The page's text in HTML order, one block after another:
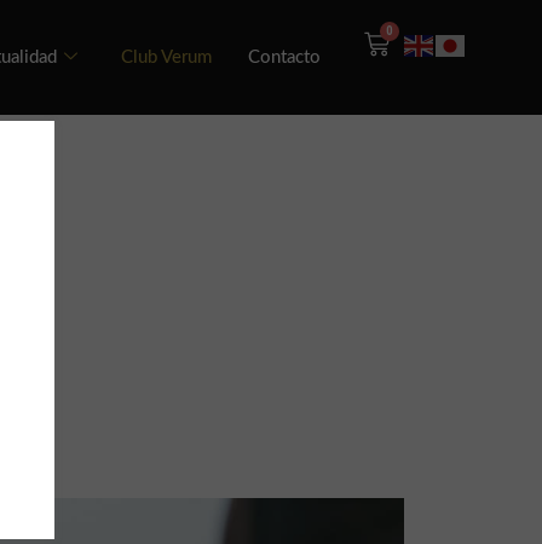
Club Verum Contacto
0